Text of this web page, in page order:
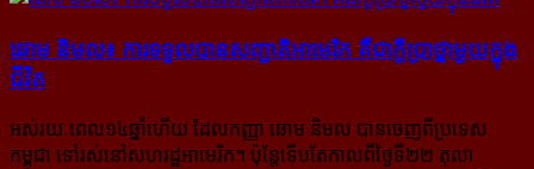
ឆោម និមល៖ ការ​ទទួល​បាន​សញ្ជាតិ​អាមេរិក គឺ​ជា​ក្តី​ប្រាថ្នា​មួយ​ក្នុង​
ជីវិត
អស់រយៈពេល១៤ឆ្នាំហើយ ដែល​កញ្ញា ឆោម និមល បាន​ចេញ​ពី​ប្រទេស​
កម្ពុជា ទៅ​រស់​នៅ​សហរដ្ឋ​អាមេរិក។ ប៉ុន្តែ​​ទើប​តែ​កាល​ពី​ថ្ងៃ​ទី២២ តុលា